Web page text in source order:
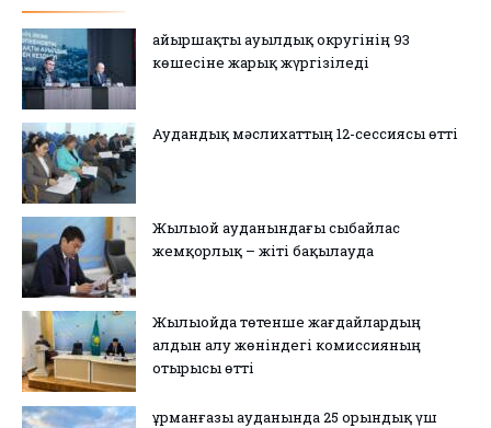
Қайыршақты ауылдық округінің 93
көшесіне жарық жүргізіледі
Аудандық мәслихаттың 12-сессиясы өтті
Жылыой ауданындағы сыбайлас
жемқорлық – жіті бақылауда
Жылыойда төтенше жағдайлардың
алдын алу жөніндегі комиссияның
отырысы өтті
Құрманғазы ауданында 25 орындық үш